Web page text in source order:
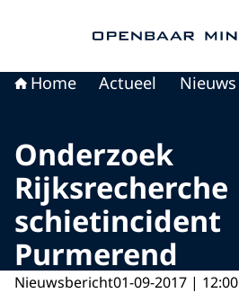
Home Actueel Nieuws
Onderzoek
Rijksrecherche
schietincident
Purmerend
Nieuwsbericht01-09-2017 | 12:00